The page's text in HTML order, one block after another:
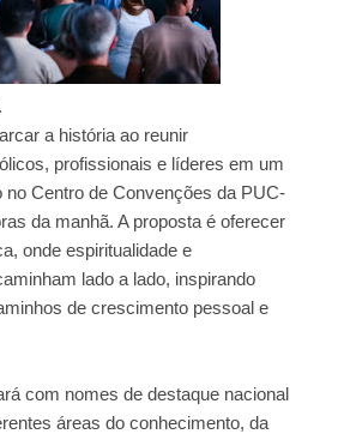
a história ao reunir
profissionais e líderes em um
no Centro de Convenções da PUC-
da manhã. A proposta é oferecer
onde espiritualidade e
lado a lado, inspirando
de crescimento pessoal e
com nomes de destaque nacional
áreas do conhecimento, da